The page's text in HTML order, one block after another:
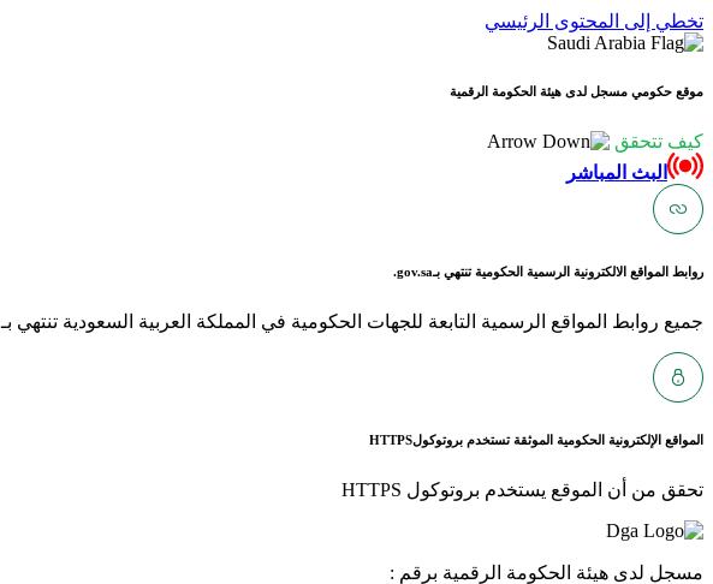
تخطي إلى المحتوى الرئيسي
موقع حكومي مسجل لدى هيئة الحكومة الرقمية
كيف تتحقق
البث المباشر
روابط المواقع الالكترونية الرسمية الحكومية تنتهي بـgov.sa.
جميع روابط المواقع الرسمية التابعة للجهات الحكومية في المملكة العربية السعودية تنتهي بـ gov.sa
المواقع الإلكترونية الحكومية الموثقة تستخدم بروتوكولHTTPS
تحقق من أن الموقع يستخدم بروتوكول HTTPS
مسجل لدى هيئة الحكومة الرقمية برقم :